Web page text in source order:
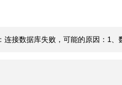
连接数据库失败，可能的原因：1